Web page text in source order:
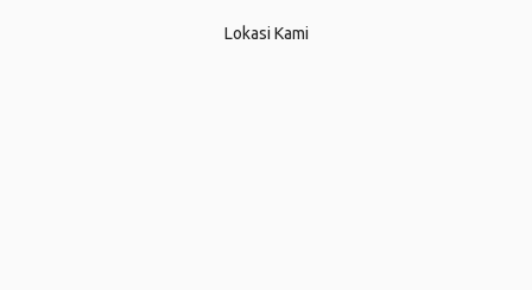
Lokasi Kami